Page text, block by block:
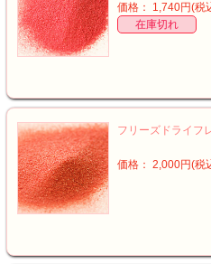
価格： 1,740円(税
在庫切れ
フリーズドライフ
価格： 2,000円(税